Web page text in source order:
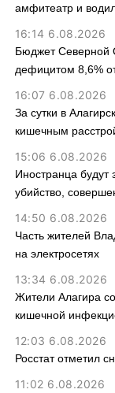
амфитеатр и
16:14 6.08.2026
Бюджет Северной
дефицитом 8,6%
16:07 6.08.2026
За сутки в
кишечным
15:06 6.08.2026
Иностранца будут
убийство,
14:50 6.08.2026
Часть жителей
на электросетях
13:34 6.08.2026
Жители Алагира
кишечной
12:03 6.08.2026
Росстат отметил
11:02 6.08.2026